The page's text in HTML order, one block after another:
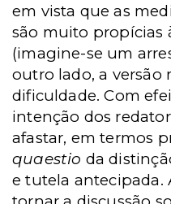
em vista que as
são muito propícias
(imagine-se um
outro lado, a versão
dificuldade. Com
intenção dos
afastar, em termos
quaestio da
e tutela antecipada.